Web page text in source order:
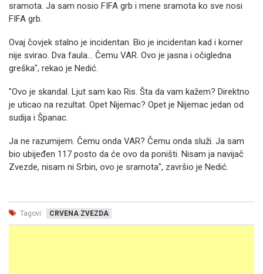
sramota. Ja sam nosio FIFA grb i mene sramota ko sve nosi
FIFA grb.
Ovaj čovjek stalno je incidentan. Bio je incidentan kad i korner
nije svirao. Dva faula... Čemu VAR. Ovo je jasna i očigledna
greška", rekao je Nedić.
"Ovo je skandal. Ljut sam kao Ris. Šta da vam kažem? Direktno
je uticao na rezultat. Opet Nijemac? Opet je Nijemac jedan od
sudija i Španac.
Ja ne razumijem. Čemu onda VAR? Čemu onda služi. Ja sam
bio ubijeđen 117 posto da će ovo da poništi. Nisam ja navijač
Zvezde, nisam ni Srbin, ovo je sramota", završio je Nedić.
Tagovi: CRVENA ZVEZDA